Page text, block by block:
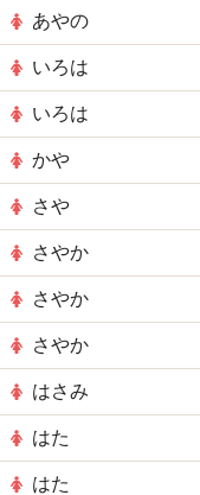
あやの
いろは
いろは
かや
さや
さやか
さやか
さやか
はさみ
はた
はた